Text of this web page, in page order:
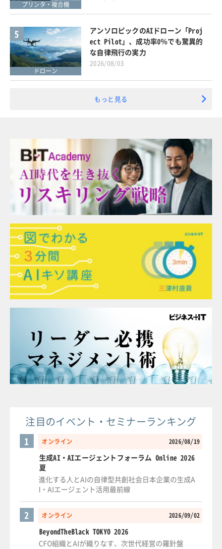
プリンタ・複合機
5
ドローン
アンソロピックのAIドローン「Proj
ect Pilot」、成功率0％でも驚異的
な自律飛行の実力
2026/08/03
もっと見る
注目のイベント・セミナーランキング
オンライン 2026/08/19
1
生成AI・AIエージェントフォーラム Online 2026
夏
進化する人とAIの自律型共創社会日本企業の生成A
I・AIエージェント活用最前線
オンライン 2026/09/02
2
BeyondTheBlack TOKYO 2026
CFO組織とAIが織りなす、次世代経営の羅針盤